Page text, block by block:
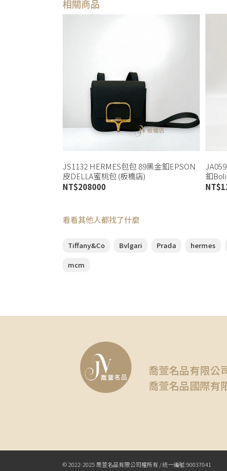
相關商品
JS1132 HERMES包包 89黑金釦EPSON
皮DELLA蜜桃包 (板橋店)
NT$208000
釦
NT$
看看其他人都找了什麼
Tiffany&Co Bvlgari Prada hermes
mcm
喬萱名品有限公
喬萱名品國際有
© 2022-2025 喬萱名品有限公司權所有 / 統一編號:90037041